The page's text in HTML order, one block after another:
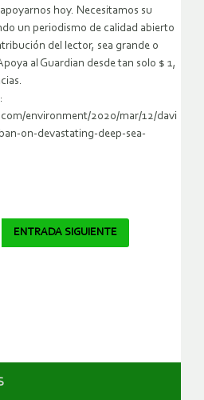
hoy. Necesitamos su
un periodismo de calidad abierto
del lector, sea grande o
al Guardian desde tan solo $ 1,
environment/2020/mar/12/davi
on-devastating-deep-sea-
ENTRADA SIGUIENTE